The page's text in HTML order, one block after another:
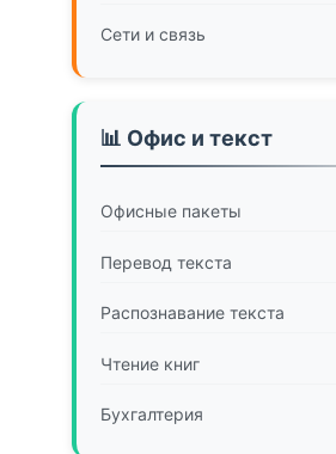
Сети и связь
📊 Офис и текст
Офисные пакеты
Перевод текста
Распознавание текста
Чтение книг
Бухгалтерия